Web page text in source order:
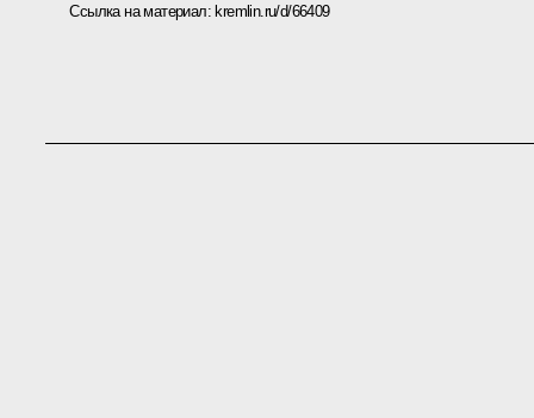
Ссылка на материал:kremlin.ru/d/66409